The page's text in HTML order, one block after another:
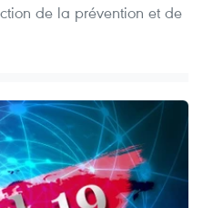
de la prévention et de